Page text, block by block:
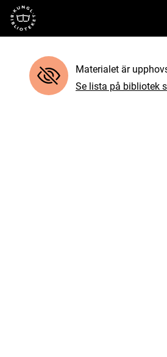
Till startsidan
Materialet är
Se lista på bibliotek